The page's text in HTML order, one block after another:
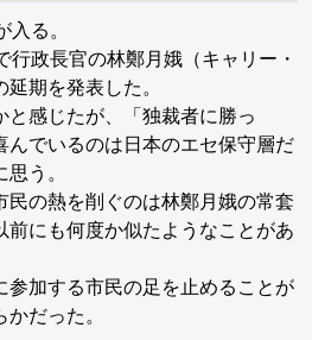
る。
政長官の林鄭月娥（キャリー・
期を発表した。
感じたが、「独裁者に勝っ
んでいるのは日本のエセ保守層だ
う。
の熱を削ぐのは林鄭月娥の常套
前にも何度か似たようなことがあ
加する市民の足を止めることが
だった。